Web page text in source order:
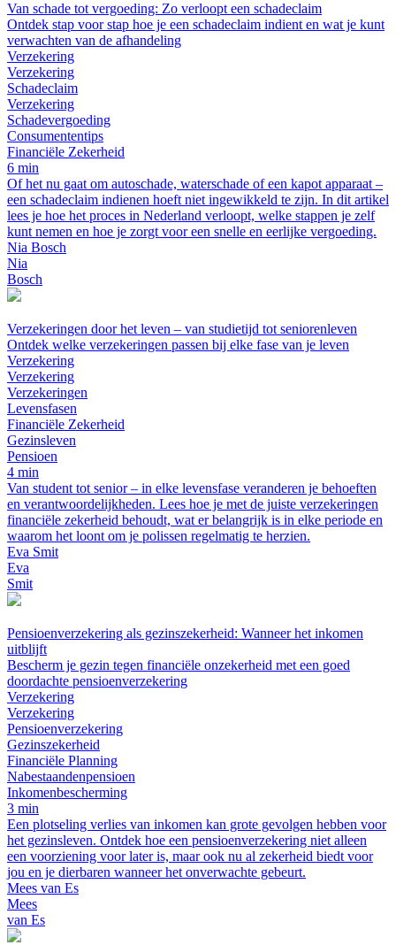
Van schade tot vergoeding: Zo verloopt een schadeclaim
Ontdek stap voor stap hoe je een schadeclaim indient en wat je kunt
verwachten van de afhandeling
Verzekering
Verzekering
Schadeclaim
Verzekering
Schadevergoeding
Consumententips
Financiële Zekerheid
6 min
Of het nu gaat om autoschade, waterschade of een kapot apparaat –
een schadeclaim indienen hoeft niet ingewikkeld te zijn. In dit artikel
lees je hoe het proces in Nederland verloopt, welke stappen je zelf
kunt nemen en hoe je zorgt voor een snelle en eerlijke vergoeding.
Nia Bosch
Nia
Bosch
Verzekeringen door het leven – van studietijd tot seniorenleven
Ontdek welke verzekeringen passen bij elke fase van je leven
Verzekering
Verzekering
Verzekeringen
Levensfasen
Financiële Zekerheid
Gezinsleven
Pensioen
4 min
Van student tot senior – in elke levensfase veranderen je behoeften
en verantwoordelijkheden. Lees hoe je met de juiste verzekeringen
financiële zekerheid behoudt, wat er belangrijk is in elke periode en
waarom het loont om je polissen regelmatig te herzien.
Eva Smit
Eva
Smit
Pensioenverzekering als gezinszekerheid: Wanneer het inkomen
uitblijft
Bescherm je gezin tegen financiële onzekerheid met een goed
doordachte pensioenverzekering
Verzekering
Verzekering
Pensioenverzekering
Gezinszekerheid
Financiële Planning
Nabestaandenpensioen
Inkomenbescherming
3 min
Een plotseling verlies van inkomen kan grote gevolgen hebben voor
het gezinsleven. Ontdek hoe een pensioenverzekering niet alleen
een voorziening voor later is, maar ook nu al zekerheid biedt voor
jou en je dierbaren wanneer het onverwachte gebeurt.
Mees van Es
Mees
van Es